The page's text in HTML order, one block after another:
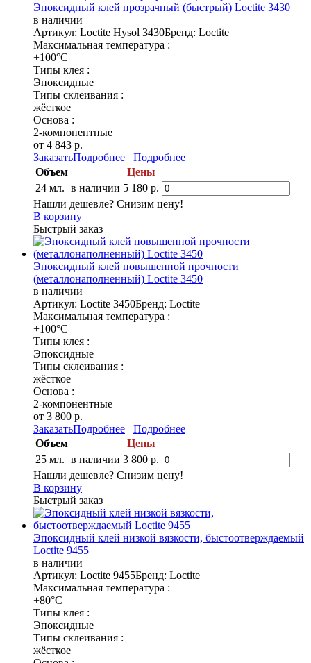
Эпоксидный клей прозрачный (быстрый) Loctite 3430
в наличии
Артикул: Loctite Hysol 3430Бренд: Loctite
Максимальная температура :
+100°C
Типы клея :
Эпоксидные
Типы склеивания :
жёсткое
Основа :
2-компонентные
от 4 843 р.
ЗаказатьПодробнее
Подробнее
Объем
Цены
24 мл. в наличии 5 180 р.
Нашли дешевле? Снизим цену!
В корзину
Быстрый заказ
Эпоксидный клей повышенной прочности
(металлонаполненный) Loctite 3450
в наличии
Артикул: Loctite 3450Бренд: Loctite
Максимальная температура :
+100°C
Типы клея :
Эпоксидные
Типы склеивания :
жёсткое
Основа :
2-компонентные
от 3 800 р.
ЗаказатьПодробнее
Подробнее
Объем
Цены
25 мл. в наличии 3 800 р.
Нашли дешевле? Снизим цену!
В корзину
Быстрый заказ
Эпоксидный клей низкой вязкости, быстоотверждаемый
Loctite 9455
в наличии
Артикул: Loctite 9455Бренд: Loctite
Максимальная температура :
+80°C
Типы клея :
Эпоксидные
Типы склеивания :
жёсткое